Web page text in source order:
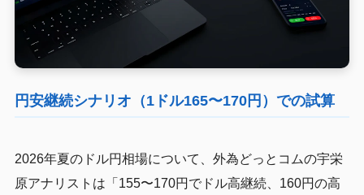
円安継続シナリオ（1ドル165〜170円）での試算
2026年夏のドル円相場について、外為どっとコムの宇栄
原アナリストは「155〜170円でドル高継続、160円の高